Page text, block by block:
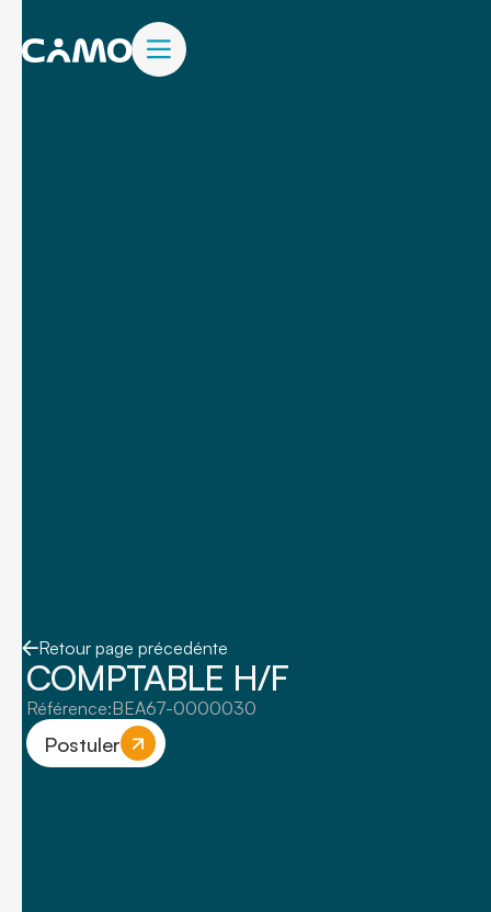
Retour page précedénte
COMPTABLE H/F
Référence:BEA67-0000030
Postuler